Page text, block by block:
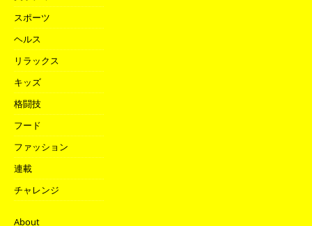
スポーツ
ヘルス
リラックス
キッズ
格闘技
フード
ファッション
連載
チャレンジ
About